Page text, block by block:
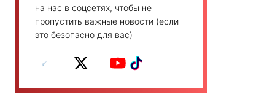
на нас в соцсетях, чтобы не
пропустить важные новости (если
это безопасно для вас)